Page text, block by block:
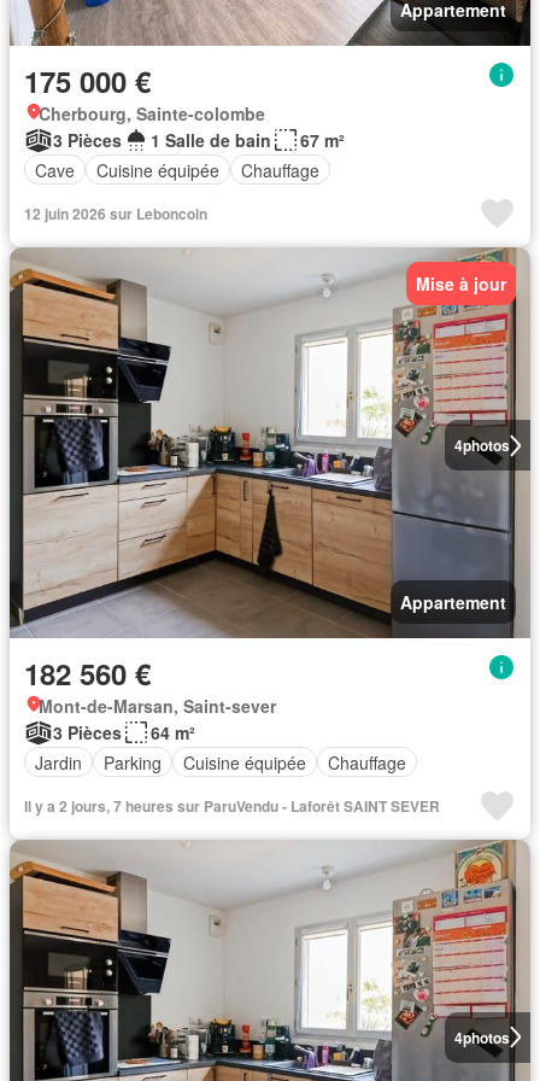
Appartement
175 000 €
Cherbourg, Sainte-colombe
3 Pièces
1 Salle de bain
67 m²
Cave
Cuisine équipée Chauffage
12 juin 2026 sur Leboncoin
4photos
Mise à jour
Appartement
182 560 €
Mont-de-Marsan, Saint-sever
3 Pièces
64 m²
Jardin
Parking Cuisine équipée Chauffage
Il y a 2 jours, 7 heures sur ParuVendu - Laforêt SAINT SEVER
4photos